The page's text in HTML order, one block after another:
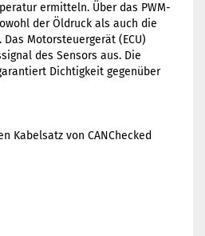
ermitteln. Über das PWM-
der Öldruck als auch die
Motorsteuergerät (ECU)
des Sensors aus. Die
Dichtigkeit gegenüber
Kabelsatz von CANChecked